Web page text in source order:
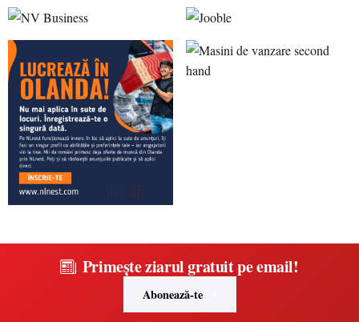
Primește ziarul gratuit pe email!
Abonează-te